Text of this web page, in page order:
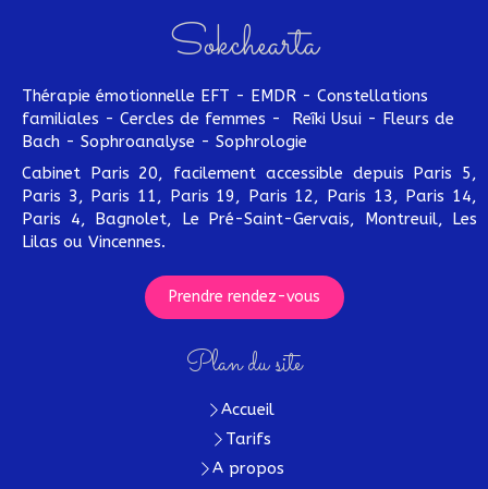
Sokchearta
Thérapie émotionnelle EFT - EMDR - Constellations
familiales - Cercles de femmes - Reîki Usui - Fleurs de
Bach - Sophroanalyse - Sophrologie
Cabinet Paris 20, facilement accessible depuis Paris 5,
Paris 3, Paris 11, Paris 19, Paris 12, Paris 13, Paris 14,
Paris 4, Bagnolet, Le Pré-Saint-Gervais, Montreuil, Les
Lilas ou Vincennes.
Prendre rendez-vous
Plan du site
Accueil
Tarifs
A propos